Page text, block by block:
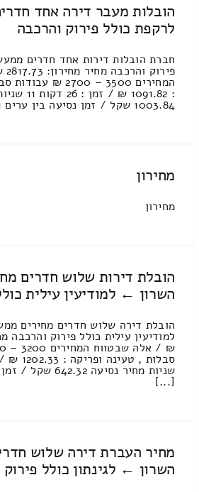
הובלות מעבר דירה אחד
לרקפת כולל פירוק והרכבה
חברת הובלות דירות אחד חדרים
המחירים 3500 –
: 1091.82 ₪
1003.84 שקל / זמן נסיעה בין ערים 1 שעות [...]
מחירון
מחירון
הובלת דירות שלוש חדרים
השרון ← למודיעין עילית
הובלת דירה שלוש חדרים מחירים
שניות מחיר נסיעה
[...]
מחיר העברת דירה שלוש
השרון ← לגינתון כולל